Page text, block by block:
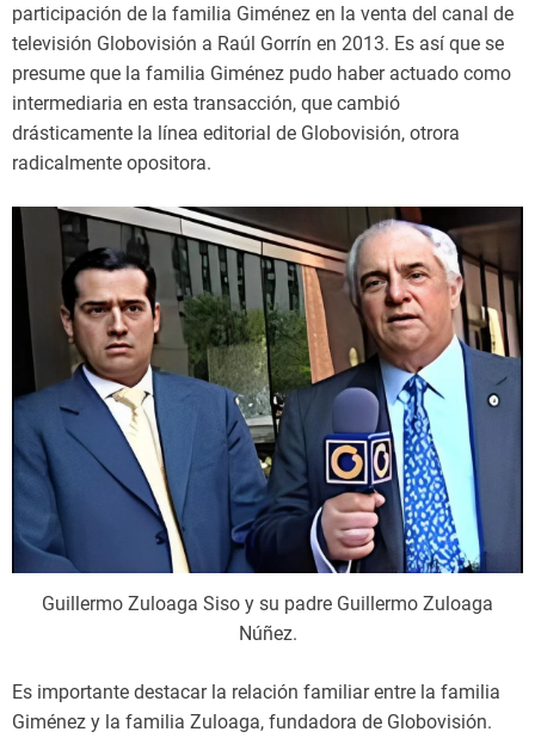
participación de la familia Giménez en la venta del canal de
televisión Globovisión a Raúl Gorrín en 2013. Es así que se
presume que la familia Giménez pudo haber actuado como
intermediaria en esta transacción, que cambió
drásticamente la línea editorial de Globovisión, otrora
radicalmente opositora.
Guillermo Zuloaga Siso y su padre Guillermo Zuloaga
Núñez.
Es importante destacar la relación familiar entre la familia
Giménez y la familia Zuloaga, fundadora de Globovisión.